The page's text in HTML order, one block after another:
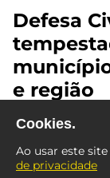
Defesa
e região
Cookies.
Ao usar este
de privacidade